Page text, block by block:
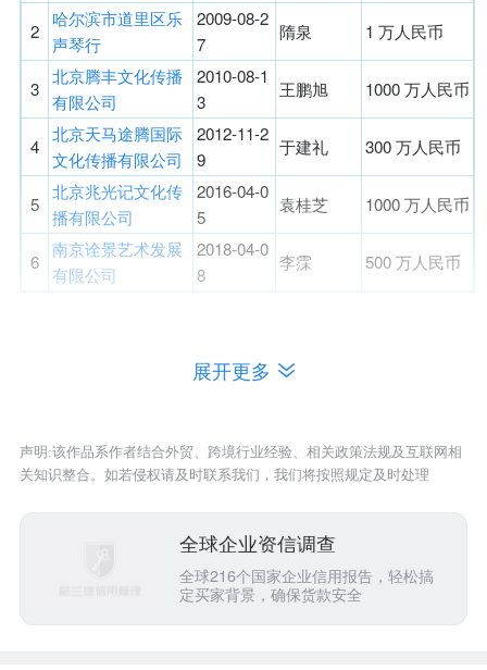
2
哈尔滨市道里区乐
声琴行
2009-08-2
7
隋泉 1 万人民币
3
北京腾丰文化传播
有限公司
2010-08-1
3
王鹏旭 1000 万人民币
4
北京天马途腾国际
文化传播有限公司
2012-11-2
9
于建礼 300 万人民币
5
北京兆光记文化传
播有限公司
2016-04-0
5
袁桂芝 1000 万人民币
6
南京诠景艺术发展
有限公司
2018-04-0
8
李霂 500 万人民币
二、黑龙江省歌舞剧院有限公司_信用信息
09，企业信息可能会发生变动，请注意甄别，获取
企业最新信息可联系在线客服。
黑龙江省歌舞剧院有限公司_注册信息
黑龙江省歌舞剧院有限公司
展开更多
声明:该作品系作者结合外贸、跨境行业经验、相关政策法规及互联网相
关知识整合。如若侵权请及时联系我们，我们将按照规定及时处理
全球企业资信调查
全球216个国家企业信用报告，轻松搞
定买家背景，确保货款安全